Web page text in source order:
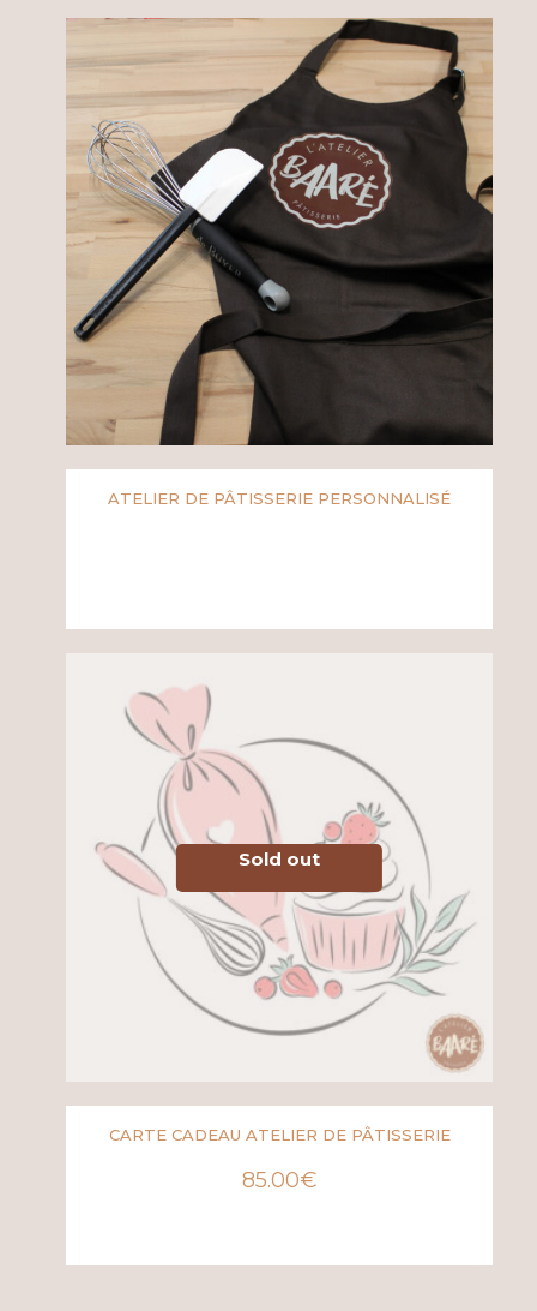
ATELIER DE PÂTISSERIE PERSONNALISÉ
Sold out
CARTE CADEAU ATELIER DE PÂTISSERIE
85.00€